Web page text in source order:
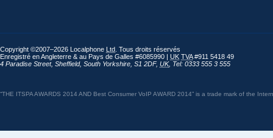
Copyright ©2007–2026 Localphone Ltd . Tous droits réservés
Enregistré en Angleterre & au Pays de Galles #6085990 | UK TVA#911 5418 49
4 Paradise Street, Sheffield, South Yorkshire S1 2DF, UK, Tel: 0333 555 3 555
“THE ITSPA AWARDS 2014 AND Best Consumer VoIP AWARD 2014” is a trade mark of the